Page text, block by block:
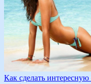
Как сделать